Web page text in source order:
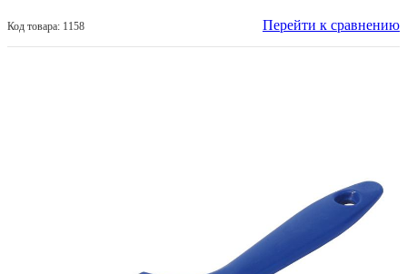
Код товара: 1158 Перейти к сравнению